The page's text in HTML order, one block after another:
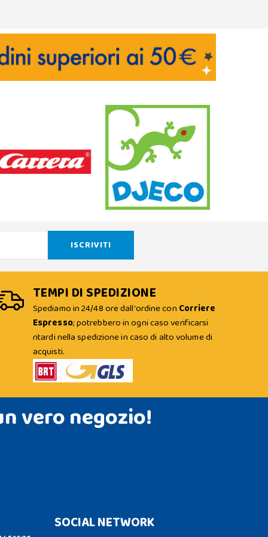
TEMPI DI SPEDIZIONE
Spediamo in 24/48 ore dall'ordine con Corriere
Espresso; potrebbero in ogni caso verificarsi
ritardi nella spedizione in caso di alto volume di
acquisti.
vero negozio!
SOCIAL NETWORK